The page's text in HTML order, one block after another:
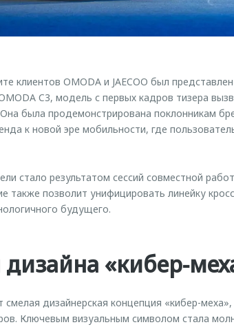
клиентов OMODA и JAECOO был
C3, модель с первых кадров тизера
была продемонстрирована поклонникам
к новой эре мобильности, где
стало результатом сессий совместной
также позволит унифицировать линейку
будущего.
«кибер-
смелая дизайнерская концепция «кибер-
Ключевым визуальным символом стала